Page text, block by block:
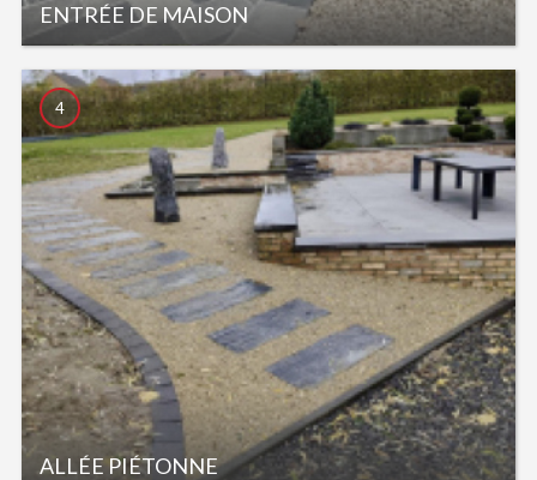
ENTRÉE DE MAISON
ALLÉE PIÉTONNE
4